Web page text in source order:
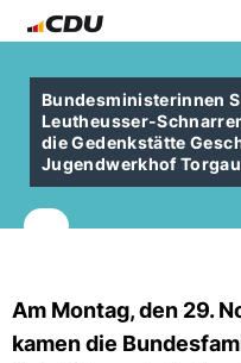
Bundesministerinnen
Leutheusser-
die Gedenkstätte
Jugendwerkhof Torgau
Am Montag, den 29.
kamen die